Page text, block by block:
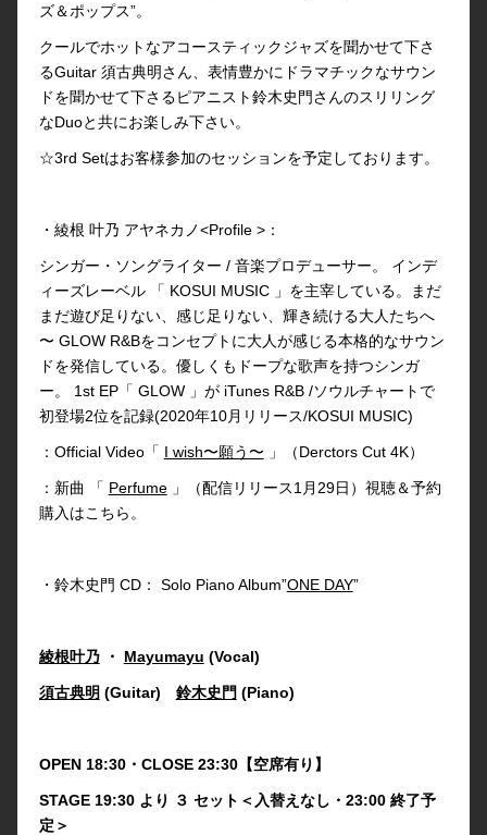
ズ＆ポップス”。
クールでホットなアコースティックジャズを聞かせて下さ
るGuitar 須古典明さん、表情豊かにドラマチックなサウン
ドを聞かせて下さるピアニスト鈴木史門さんのスリリング
なDuoと共にお楽しみ下さい。
☆3rd Setはお客様参加のセッションを予定しております。
・綾根 叶乃 アヤネカノ<Profile >：
シンガー・ソングライター / 音楽プロデューサー。 インデ
ィーズレーベル 「 KOSUI MUSIC 」を主宰している。まだ
まだ遊び足りない、感じ足りない、輝き続ける大人たちへ
〜 GLOW R&Bをコンセプトに大人が感じる本格的なサウン
ドを発信している。優しくもドープな歌声を持つシンガ
ー。 1st EP「 GLOW 」が iTunes R&B /ソウルチャートで
初登場2位を記録(2020年10月リリース/KOSUI MUSIC)
：Official Video「 I wish〜願う〜 」（Derctors Cut 4K）
：新曲 「 Perfume」（配信リリース1月29日）視聴＆予約
購入はこちら。
・鈴木史門 CD： Solo Piano Album”ONE DAY”
綾根叶乃・ Mayumayu (Vocal)
須古典明 (Guitar) 鈴木史門 (Piano)
OPEN 18:30・CLOSE 23:30【空席有り】
STAGE 19:30 より ３ セット＜入替えなし・23:00 終了予
定＞